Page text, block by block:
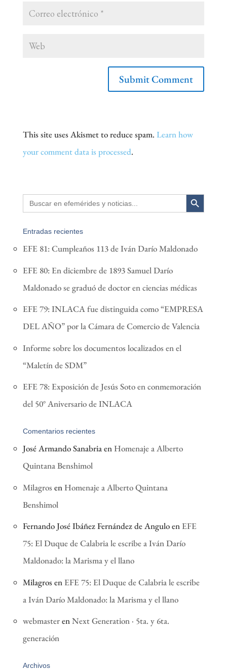
This site uses Akismet to reduce spam. Learn how
your comment data is processed.
Search
for:
Search Button
Entradas recientes
EFE 81: Cumpleaños 113 de Iván Darío Maldonado
EFE 80: En diciembre de 1893 Samuel Darío
Maldonado se graduó de doctor en ciencias médicas
EFE 79: INLACA fue distinguida como “EMPRESA
DEL AÑO” por la Cámara de Comercio de Valencia
Informe sobre los documentos localizados en el
“Maletín de SDM”
EFE 78: Exposición de Jesús Soto en conmemoración
del 50° Aniversario de INLACA
Comentarios recientes
José Armando SanabriaenHomenaje a Alberto
Quintana Benshimol
Milagros enHomenaje a Alberto Quintana
Benshimol
Fernando José Ibáñez Fernández de Anguloen EFE
75: El Duque de Calabria le escribe a Iván Darío
Maldonado: la Marisma y el llano
Milagrosen EFE 75: El Duque de Calabria le escribe
a Iván Darío Maldonado: la Marisma y el llano
webmasterenNext Generation · 5ta. y 6ta.
generación
Archivos